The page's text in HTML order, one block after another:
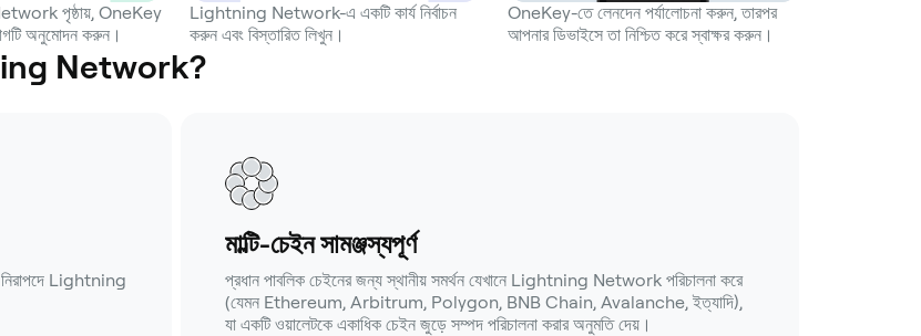
পৃষ্ঠায়, OneKey
অনুমোদন করুন।
Lightning Network-এ একটি কার্য নির্বাচন
করুন এবং বিস্তারিত লিখুন।
OneKey-তে লেনদেন পর্যালোচনা করুন, তারপর
আপনার ডিভাইসে তা নিশ্চিত করে স্বাক্ষর করুন।
Network?
নিরাপদে Lightning
মাল্টি-চেইন সামঞ্জস্যপূর্ণ
প্রধান পাবলিক চেইনের জন্য স্থানীয় সমর্থন যেখানে Lightning Network পরিচালনা করে
(যেমন Ethereum, Arbitrum, Polygon, BNB Chain, Avalanche, ইত্যাদি),
যা একটি ওয়ালেটকে একাধিক চেইন জুড়ে সম্পদ পরিচালনা করার অনুমতি দেয়।